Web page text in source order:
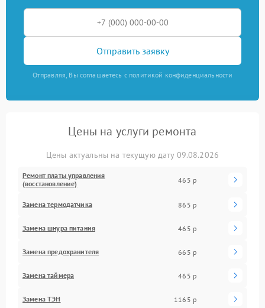
Отправить заявку
Отправляя, Вы соглашаетесь с политикой конфиденциальности
Цены на услуги ремонта
Цены актуальны на текущую дату 09.08.2026
Ремонт платы управления
(восстановление)
465 р
Замена термодатчика 865 р
Замена шнура питания 465 р
Замена предохранителя 665 р
Замена таймера 465 р
Замена ТЭН 1165 р